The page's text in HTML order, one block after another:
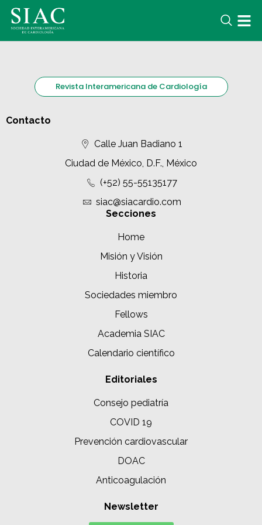
Revista Interamericana de Cardiología
Contacto
Calle Juan Badiano 1
Ciudad de México, D.F., México
(+52) 55-55135177
siac@siacardio.com
Secciones
Home
Misión y Visión
Historia
Sociedades miembro
Fellows
Academia SIAC
Calendario científico
Editoriales
Consejo pediatría
COVID 19
Prevención cardiovascular
DOAC
Anticoagulación
Newsletter